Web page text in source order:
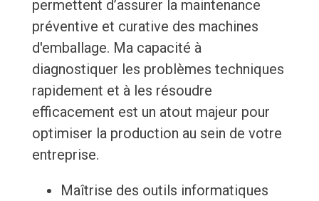
permettent d’assurer la maintenance
préventive et curative des machines
d'emballage. Ma capacité à
diagnostiquer les problèmes techniques
rapidement et à les résoudre
efficacement est un atout majeur pour
optimiser la production au sein de votre
entreprise.
Maîtrise des outils informatiques